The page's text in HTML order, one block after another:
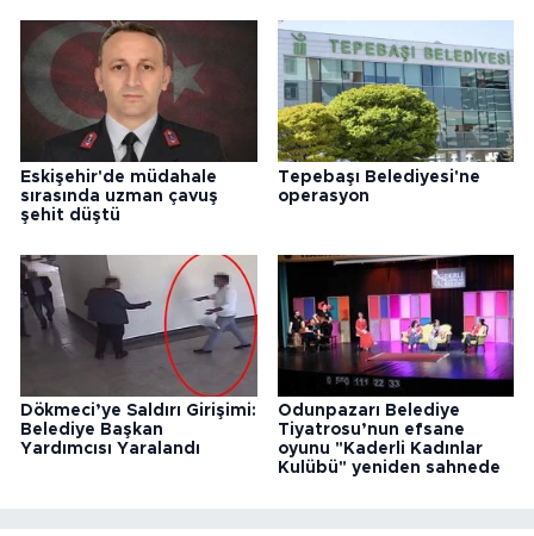
Eskişehir'de müdahale
sırasında uzman çavuş
şehit düştü
Tepebaşı Belediyesi'ne
operasyon
Dökmeci’ye Saldırı Girişimi:
Belediye Başkan
Yardımcısı Yaralandı
Odunpazarı Belediye
Tiyatrosu’nun efsane
oyunu "Kaderli Kadınlar
Kulübü" yeniden sahnede